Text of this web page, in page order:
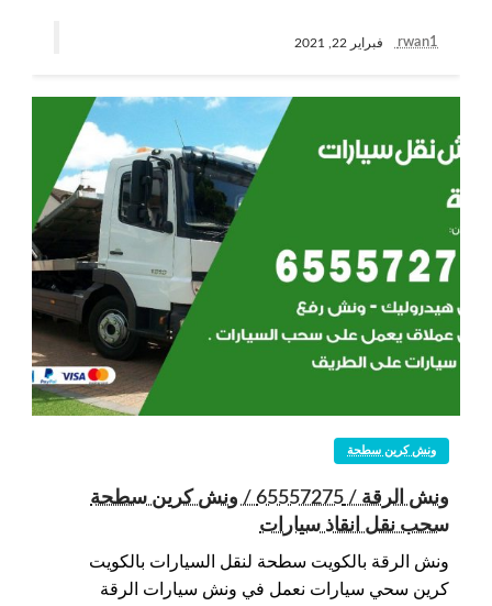
rwan1 فبراير 22, 2021
ونش كرين سطحة
ونش الرقة / 65557275 / ونش كرين سطحة
سحب نقل انقاذ سيارات
ونش الرقة بالكويت سطحة لنقل السيارات بالكويت
كرين سحي سيارات نعمل في ونش سيارات الرقة